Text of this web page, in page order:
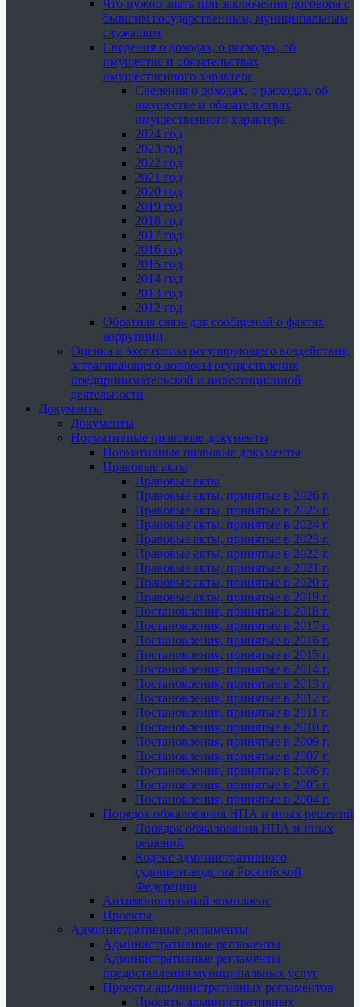
Что нужно знать при заключении договора с
бывшим государственным, муниципальным
служащим
Сведения о доходах, о расходах, об
имуществе и обязательствах
имущественного характера
Сведения о доходах, о расходах, об
имуществе и обязательствах
имущественного характера
2024 год
2023 год
2022 год
2021 год
2020 год
2019 год
2018 год
2017 год
2016 год
2015 год
2014 год
2013 год
2012 год
Обратная связь для сообщений о фактах
коррупции
Оценка и экспертиза регулирующего воздействия,
затрагивающего вопросы осуществления
предпринимательской и инвестиционной
деятельности
Документы
Документы
Нормативные правовые документы
Нормативные правовые документы
Правовые акты
Правовые акты
Правовые акты, принятые в 2026 г.
Правовые акты, принятые в 2025 г.
Правовые акты, принятые в 2024 г.
Правовые акты, принятые в 2023 г.
Правовые акты, принятые в 2022 г.
Правовые акты, принятые в 2021 г.
Правовые акты, принятые в 2020 г.
Правовые акты, принятые в 2019 г.
Постановления, принятые в 2018 г.
Постановления, принятые в 2017 г.
Постановления, принятые в 2016 г.
Постановления, принятые в 2015 г.
Постановления, принятые в 2014 г.
Постановления, принятые в 2013 г.
Постановления, принятые в 2012 г.
Постановления, принятые в 2011 г.
Постановления, принятые в 2010 г.
Постановления, принятые в 2009 г.
Постановления, принятые в 2007 г.
Постановления, принятые в 2006 г.
Постановления, принятые в 2005 г.
Постановления, принятые в 2004 г.
Порядок обжалования НПА и иных решений
Порядок обжалования НПА и иных
решений
Кодекс административного
судопроизводства Российской
Федерации
Антимонопольный комплаенс
Проекты
Административные регламенты
Административные регламенты
Административные регламенты
предоставления муниципальных услуг
Проекты административных регламентов
Проекты административных